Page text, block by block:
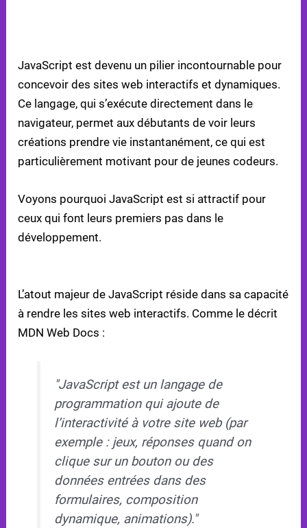
JavaScript est devenu un pilier incontournable pour
concevoir des sites web interactifs et dynamiques.
Ce langage, qui s’exécute directement dans le
navigateur, permet aux débutants de voir leurs
créations prendre vie instantanément, ce qui est
particulièrement motivant pour de jeunes codeurs.
Voyons pourquoi JavaScript est si attractif pour
ceux qui font leurs premiers pas dans le
développement.
L’atout majeur de JavaScript réside dans sa capacité
à rendre les sites web interactifs. Comme le décrit
MDN Web Docs :
"JavaScript est un langage de
programmation qui ajoute de
l’interactivité à votre site web (par
exemple : jeux, réponses quand on
clique sur un bouton ou des
données entrées dans des
formulaires, composition
dynamique, animations)."